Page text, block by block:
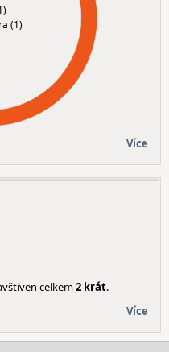
(1)
Více
celkem2 krát.
Více